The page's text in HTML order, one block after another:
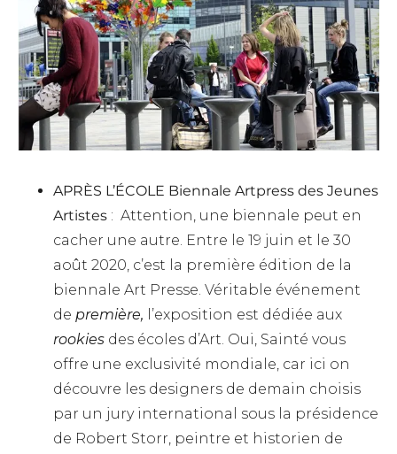
APRÈS L’ÉCOLE Biennale Artpress des Jeunes
Artistes : Attention, une biennale peut en
cacher une autre. Entre le 19 juin et le 30
août 2020, c’est la première édition de la
biennale Art Presse. Véritable événement
de première, l’exposition est dédiée aux
rookies des écoles d’Art. Oui, Sainté vous
offre une exclusivité mondiale, car ici on
découvre les designers de demain choisis
par un jury international sous la présidence
de Robert Storr, peintre et historien de